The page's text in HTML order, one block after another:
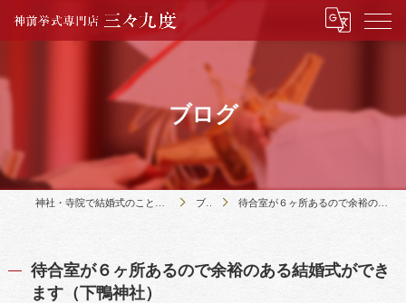
ブログ
ブログ 待合室が６ヶ所あるので余裕のある結婚式ができます（下鴨神社）
待合室が６ヶ所あるので余裕のある結婚式ができ
ます（下鴨神社）